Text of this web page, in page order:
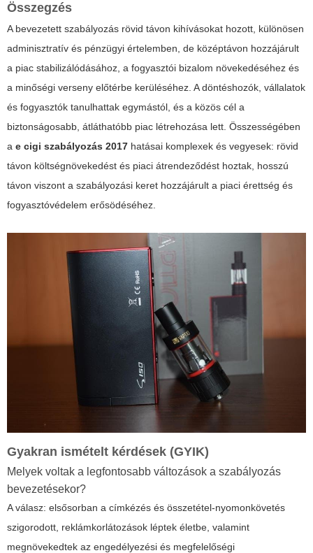
Összegzés
A bevezetett szabályozás rövid távon kihívásokat hozott, különösen
adminisztratív és pénzügyi értelemben, de középtávon hozzájárult
a piac stabilizálódásához, a fogyasztói bizalom növekedéséhez és
a minőségi verseny előtérbe kerüléséhez. A döntéshozók, vállalatok
és fogyasztók tanulhattak egymástól, és a közös cél a
biztonságosabb, átláthatóbb piac létrehozása lett. Összességében
a e cigi szabályozás 2017 hatásai komplexek és vegyesek: rövid
távon költségnövekedést és piaci átrendeződést hoztak, hosszú
távon viszont a szabályozási keret hozzájárult a piaci érettség és
fogyasztóvédelem erősödéséhez.
Gyakran ismételt kérdések (GYIK)
Melyek voltak a legfontosabb változások a szabályozás
bevezetésekor?
A válasz: elsősorban a címkézés és összetétel-nyomonkövetés
szigorodott, reklámkorlátozások léptek életbe, valamint
megnövekedtek az engedélyezési és megfelelőségi